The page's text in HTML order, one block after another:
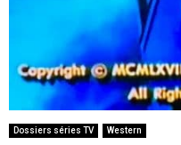
Dossiers séries TV Western